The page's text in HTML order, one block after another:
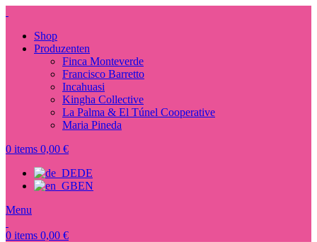
Shop
Produzenten
Finca Monteverde
Francisco Barretto
Incahuasi
Kingha Collective
La Palma & El Túnel Cooperative
Maria Pineda
0 items 0,00 €
DE
EN
Menu
0 items 0,00 €